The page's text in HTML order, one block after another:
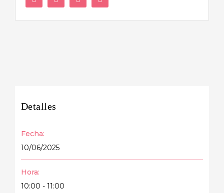
Detalles
Fecha:
10/06/2025
Hora:
10:00 - 11:00